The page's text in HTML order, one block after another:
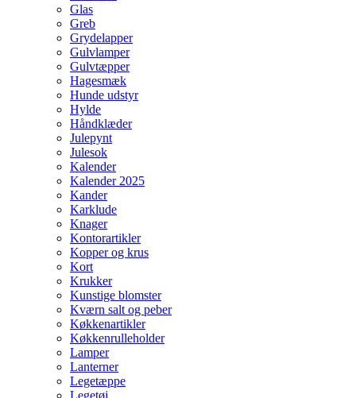
Glas
Greb
Grydelapper
Gulvlamper
Gulvtæpper
Hagesmæk
Hunde udstyr
Hylde
Håndklæder
Julepynt
Julesok
Kalender
Kalender 2025
Kander
Karklude
Knager
Kontorartikler
Kopper og krus
Kort
Krukker
Kunstige blomster
Kværn salt og peber
Køkkenartikler
Køkkenrulleholder
Lamper
Lanterner
Legetæppe
Legetøj